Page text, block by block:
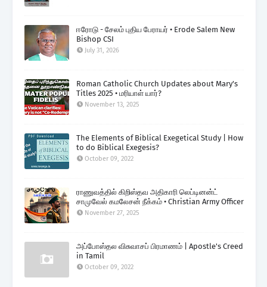
ஈரோடு - சேலம் புதிய பேராயர் • Erode Salem New
Bishop CSI
July 31, 2026
Roman Catholic Church Updates about Mary's
Titles 2025 • மரியாள் யார்?
November 13, 2025
The Elements of Biblical Exegetical Study | How
to do Biblical Exegesis?
October 09, 2022
ராணுவத்தில் கிறிஸ்தவ அதிகாரி லெப்டினன்ட்
சாமுவேல் கமலேசன் நீக்கம் • Christian Army Officer
November 27, 2025
அப்போஸ்தல விசுவாசப் பிரமாணம் | Apostle's Creed
in Tamil
October 09, 2022